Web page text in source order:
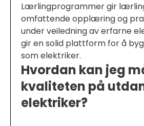
Lærlingprogrammer gir
omfattende opplæring og
under veiledning av erfarne
gir en solid plattform for å
som elektriker.
Hvordan kan jeg
kvaliteten på
elektriker?